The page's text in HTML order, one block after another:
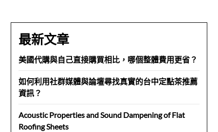
最新文章
美國代購與自己直接購買相比，哪個整體費用更省？
如何利用社群媒體與論壇尋找真實的台中定點茶推薦
資訊？
Acoustic Properties and Sound Dampening of Flat
Roofing Sheets